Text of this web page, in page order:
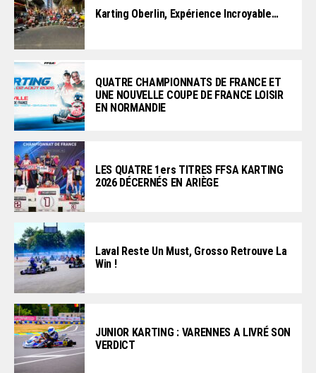
Karting Oberlin, Expérience Incroyable…
QUATRE CHAMPIONNATS DE FRANCE ET
UNE NOUVELLE COUPE DE FRANCE LOISIR
EN NORMANDIE
LES QUATRE 1ers TITRES FFSA KARTING
2026 DÉCERNÉS EN ARIÈGE
Laval Reste Un Must, Grosso Retrouve La
Win !
JUNIOR KARTING : VARENNES A LIVRÉ SON
VERDICT